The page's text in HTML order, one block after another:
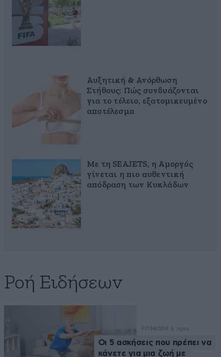
Αυξητική & Ανόρθωση
Στήθους: Πώς συνδυάζονται
για το τέλειο, εξατομικευμένο
αποτέλεσμα
Με τη SEAJETS, η Αμοργός
γίνεται η πιο αυθεντική
απόδραση των Κυκλάδων
Ροή Ειδήσεων
FITNESS8 λ. πριν
Οι 5 ασκήσεις που πρέπει να
κάνετε για μια ζωή με